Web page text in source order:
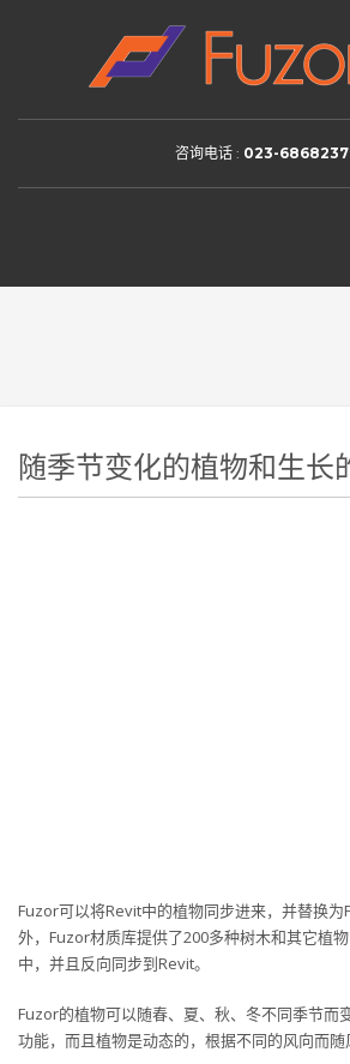
HOW TO SHOP
Login or create new account.
2 Review your order.
FREEshipment
If you still have problems, please let us
SHOWROOM HOURS
咨询电话 : 023-
随季节变化的植物和生长
Fuzor可以将Revit中的植物同步进来，并替换
外，Fuzor材质库提供了200多种树木和其它植
中，并且反向同步到Revit。
Fuzor的植物可以随春、夏、秋、冬不同季节而
功能，而且植物是动态的，根据不同的风向而随